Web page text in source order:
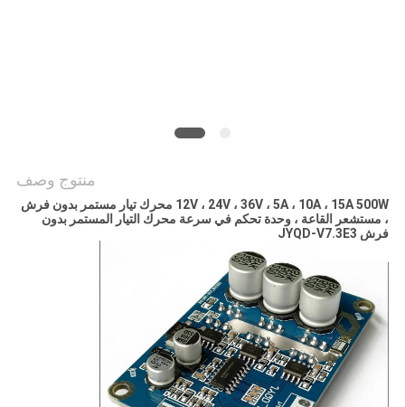
منتوج وصف
12V ، 24V ، 36V ، 5A ، 10A ، 15A 500W محرك تيار مستمر بدون فرش
، مستشعر القاعة ، وحدة تحكم في سرعة محرك التيار المستمر بدون
فرش JYQD-V7.3E3